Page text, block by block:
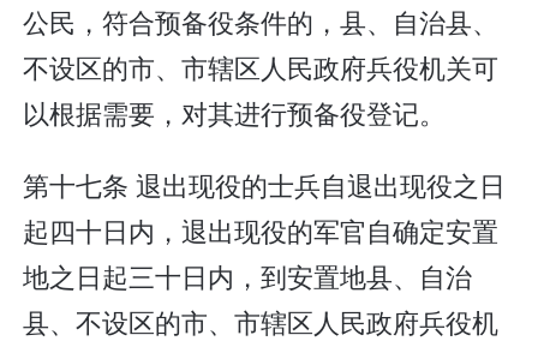
公民，符合预备役条件的，县、自治县、
不设区的市、市辖区人民政府兵役机关可
以根据需要，对其进行预备役登记。
第十七条 退出现役的士兵自退出现役之日
起四十日内，退出现役的军官自确定安置
地之日起三十日内，到安置地县、自治
县、不设区的市、市辖区人民政府兵役机